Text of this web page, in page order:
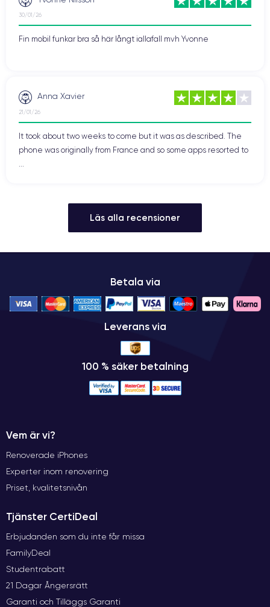
30/01/26
Fin mobil funkar bra så här långt iallafall mvh Yvonne
Anna Xavier
21/01/26
It took about two weeks to come but it was as described. The
phone was originally from France and so some apps resorted to
Läs alla recensioner
Betala via
Leverans via
100 % säker betalning
Vem är vi?
Renoverade iPhones
Experter inom renovering
Priset, kvalitetsnivån
Tjänster CertiDeal
Erbjudanden som du inte får missa
FamilyDeal
Studentrabatt
21 Dagar Ångersrätt
Garanti och Tilläggs Garanti